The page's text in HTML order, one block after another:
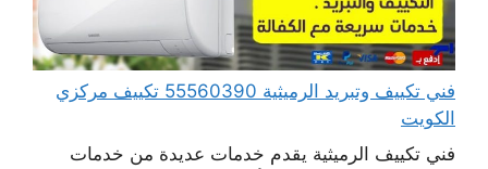
فني تكييف وتبريد الرميثية 55560390 تكييف مركزي
الكويت
فني تكييف الرميثية يقدم خدمات عديدة من خدمات